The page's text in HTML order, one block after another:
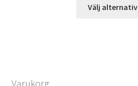
Välj alternativ
Varukorg